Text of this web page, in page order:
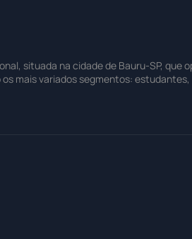
situada na cidade de Bauru-SP, que
mais variados segmentos: